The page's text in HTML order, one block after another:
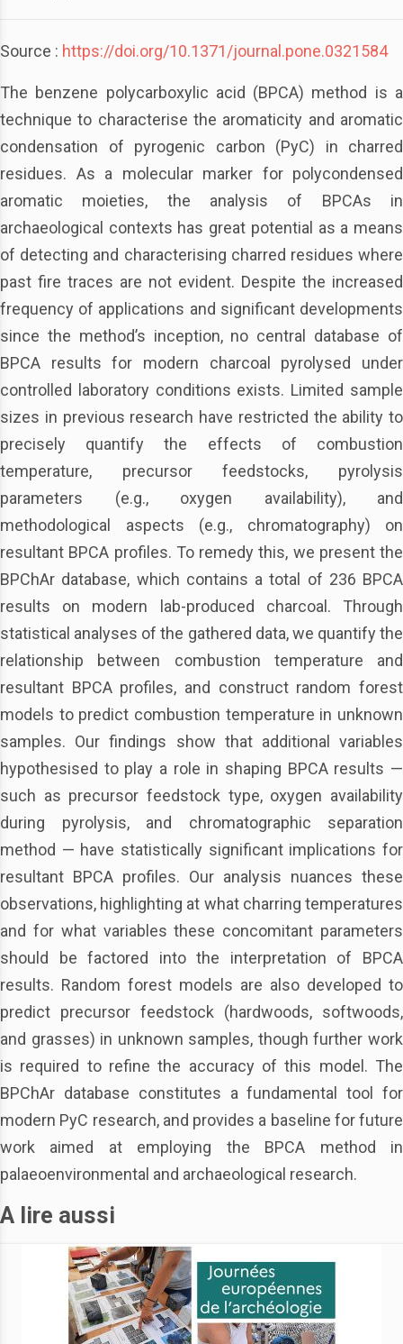
Source : https://doi.org/10.1371/journal.pone.0321584
The benzene polycarboxylic acid (BPCA) method is a
technique to characterise the aromaticity and aromatic
condensation of pyrogenic carbon (PyC) in charred
residues. As a molecular marker for polycondensed
aromatic moieties, the analysis of BPCAs in
archaeological contexts has great potential as a means
of detecting and characterising charred residues where
past fire traces are not evident. Despite the increased
frequency of applications and significant developments
since the method’s inception, no central database of
BPCA results for modern charcoal pyrolysed under
controlled laboratory conditions exists. Limited sample
sizes in previous research have restricted the ability to
precisely quantify the effects of combustion
temperature, precursor feedstocks, pyrolysis
parameters (e.g., oxygen availability), and
methodological aspects (e.g., chromatography) on
resultant BPCA profiles. To remedy this, we present the
BPChAr database, which contains a total of 236 BPCA
results on modern lab-produced charcoal. Through
statistical analyses of the gathered data, we quantify the
relationship between combustion temperature and
resultant BPCA profiles, and construct random forest
models to predict combustion temperature in unknown
samples. Our findings show that additional variables
hypothesised to play a role in shaping BPCA results —
such as precursor feedstock type, oxygen availability
during pyrolysis, and chromatographic separation
method — have statistically significant implications for
resultant BPCA profiles. Our analysis nuances these
observations, highlighting at what charring temperatures
and for what variables these concomitant parameters
should be factored into the interpretation of BPCA
results. Random forest models are also developed to
predict precursor feedstock (hardwoods, softwoods,
and grasses) in unknown samples, though further work
is required to refine the accuracy of this model. The
BPChAr database constitutes a fundamental tool for
modern PyC research, and provides a baseline for future
work aimed at employing the BPCA method in
palaeoenvironmental and archaeological research.
A lire aussi